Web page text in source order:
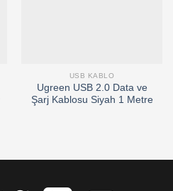
USB KABLO
Ugreen USB 2.0 Data ve
Şarj Kablosu Siyah 1 Metre